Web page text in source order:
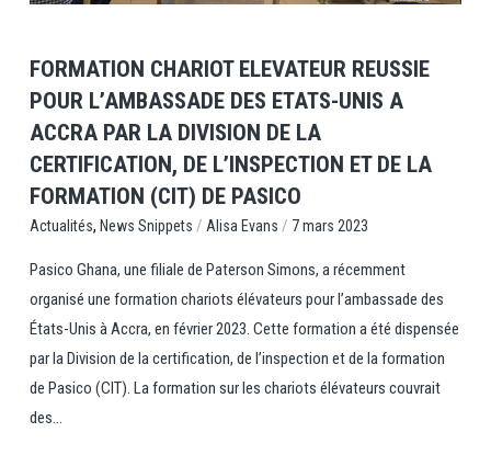
FORMATION CHARIOT ELEVATEUR REUSSIE
POUR L’AMBASSADE DES ETATS-UNIS A
ACCRA PAR LA DIVISION DE LA
CERTIFICATION, DE L’INSPECTION ET DE LA
FORMATION (CIT) DE PASICO
Actualités, News Snippets / Alisa Evans / 7 mars 2023
Pasico Ghana, une filiale de Paterson Simons, a récemment
organisé une formation chariots élévateurs pour l’ambassade des
États-Unis à Accra, en février 2023. Cette formation a été dispensée
par la Division de la certification, de l’inspection et de la formation
de Pasico (CIT). La formation sur les chariots élévateurs couvrait
des...